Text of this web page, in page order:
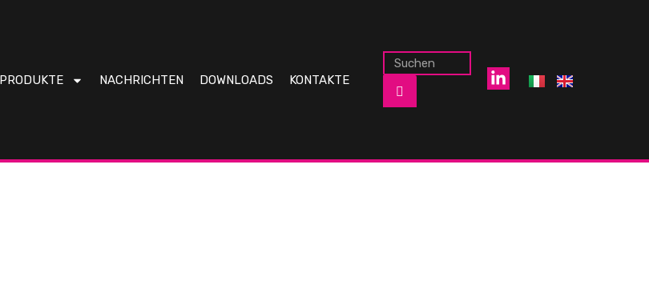
PRODUKTE NACHRICHTEN DOWNLOADS KONTAKTE